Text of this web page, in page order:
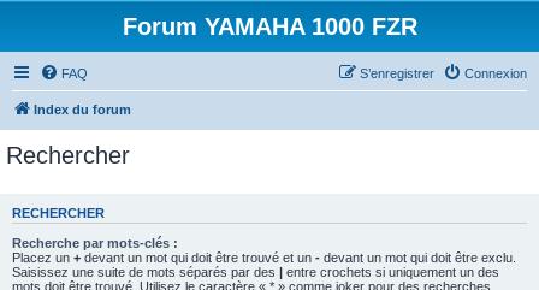
Forum YAMAHA 1000 FZR
FAQ Connexion
S’enregistrer
Index du forum
Rechercher
RECHERCHER
Recherche par mots-clés :
Placez un + devant un mot qui doit être trouvé et un - devant un mot qui doit être exclu.
Saisissez une suite de mots séparés par des | entre crochets si uniquement un des
mots doit être trouvé. Utilisez le caractère « * » comme joker pour des recherches